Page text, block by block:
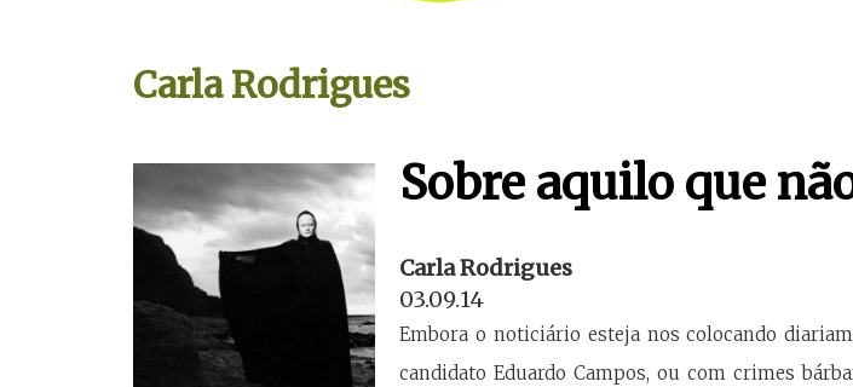
Carla Rodrigues
Sobre aquilo que
Carla Rodrigues
03.09.14
Embora o noticiário esteja nos colocando
candidato Eduardo Campos, ou com crimes